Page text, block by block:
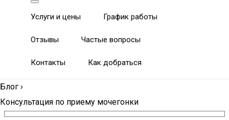
Услуги и цены График работы
Отзывы Частые вопросы
Контакты Как добраться
Блог ›
Консультация по приему мочегонки